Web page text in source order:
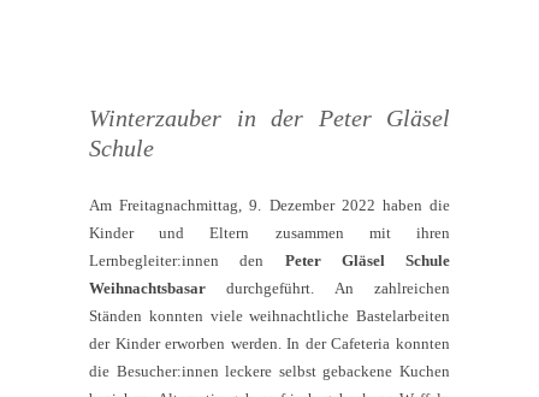
Winterzauber in der Peter Gläsel
Schule
Am Freitagnachmittag, 9. Dezember 2022 haben die
Kinder und Eltern zusammen mit ihren
Lernbegleiter:innen den Peter Gläsel Schule
Weihnachtsbasar durchgeführt. An zahlreichen
Ständen konnten viele weihnachtliche Bastelarbeiten
der Kinder erworben werden. In der Cafeteria konnten
die Besucher:innen leckere selbst gebackene Kuchen